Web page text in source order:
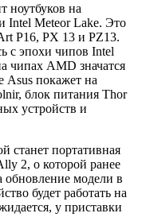
ноутбуков на
Intel Meteor Lake. Это
P16, PX 13 и PZ13.
с эпохи чипов Intel
чипах AMD значатся
покажет на
блок питания Thor
устройств и
станет портативная
2, о которой ранее
обновление модели в
будет работать на
у приставки